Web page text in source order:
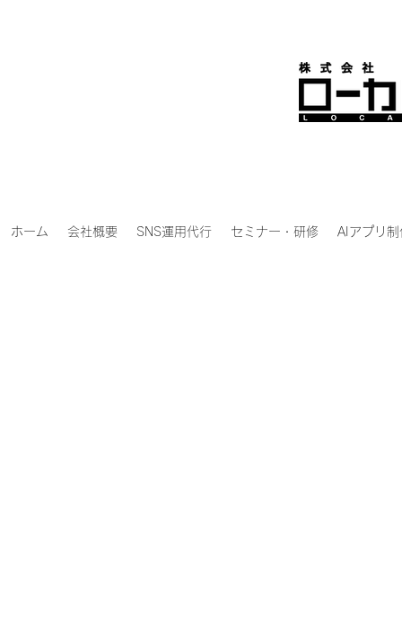
ホーム 会社概要 SNS運用代行 セミナー・研修 AIアプリ制